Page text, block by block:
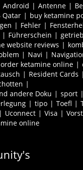
Android Antenne
Qatar
buy ketamine
Fehler
Führerschein
website reviews
Navi
order ketamine online
Resident Cards
andere Doku
sport
tipo Toefl
Uconnect Visa
online